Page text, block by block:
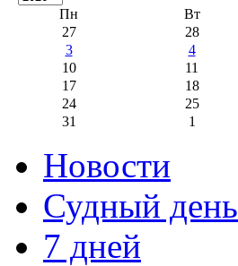
Пн Вт
27
28
3
4
10
11
17
18
24
25
31
1
Новости
Судный день
7 дней